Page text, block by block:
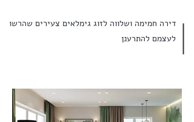
דירה חמימה ושלווה לזוג גימלאים צעירים שהרשו
לעצמם להתרענן